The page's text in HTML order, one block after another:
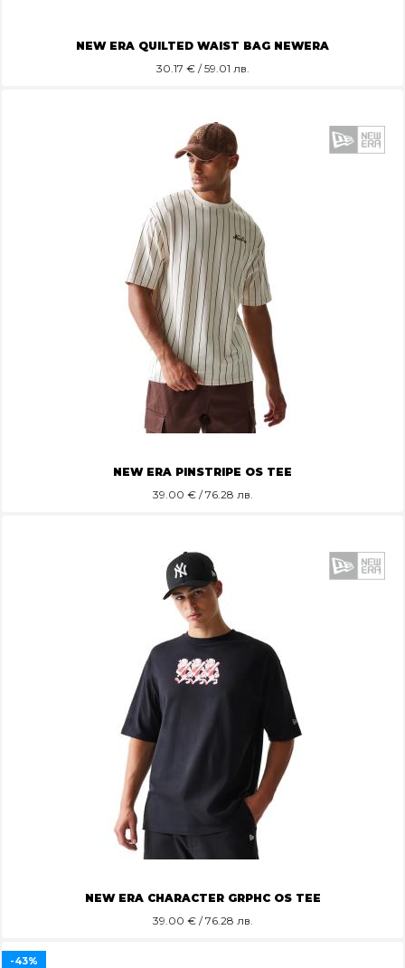
NEW ERA QUILTED WAIST BAG NEWERA
30.17 € / 59.01 лв.
NEW ERA PINSTRIPE OS TEE
39.00 € / 76.28 лв.
NEW ERA CHARACTER GRPHC OS TEE
39.00 € / 76.28 лв.
-43%